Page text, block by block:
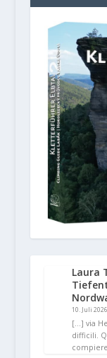
Laura
10. Juli 2026
[…] via
difficili.